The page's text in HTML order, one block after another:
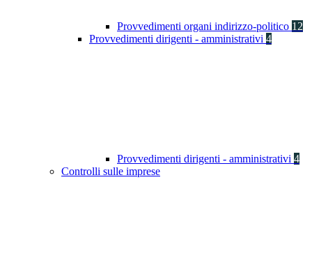
Provvedimenti organi indirizzo-politico 12
Provvedimenti dirigenti - amministrativi 4
Provvedimenti dirigenti - amministrativi 4
Controlli sulle imprese